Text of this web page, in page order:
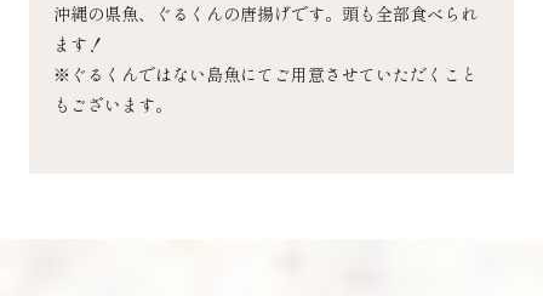
沖縄の県魚、ぐるくんの唐揚げです。頭も全部食べられ
ます！
※ぐるくんではない島魚にてご用意させていただくこと
もございます。